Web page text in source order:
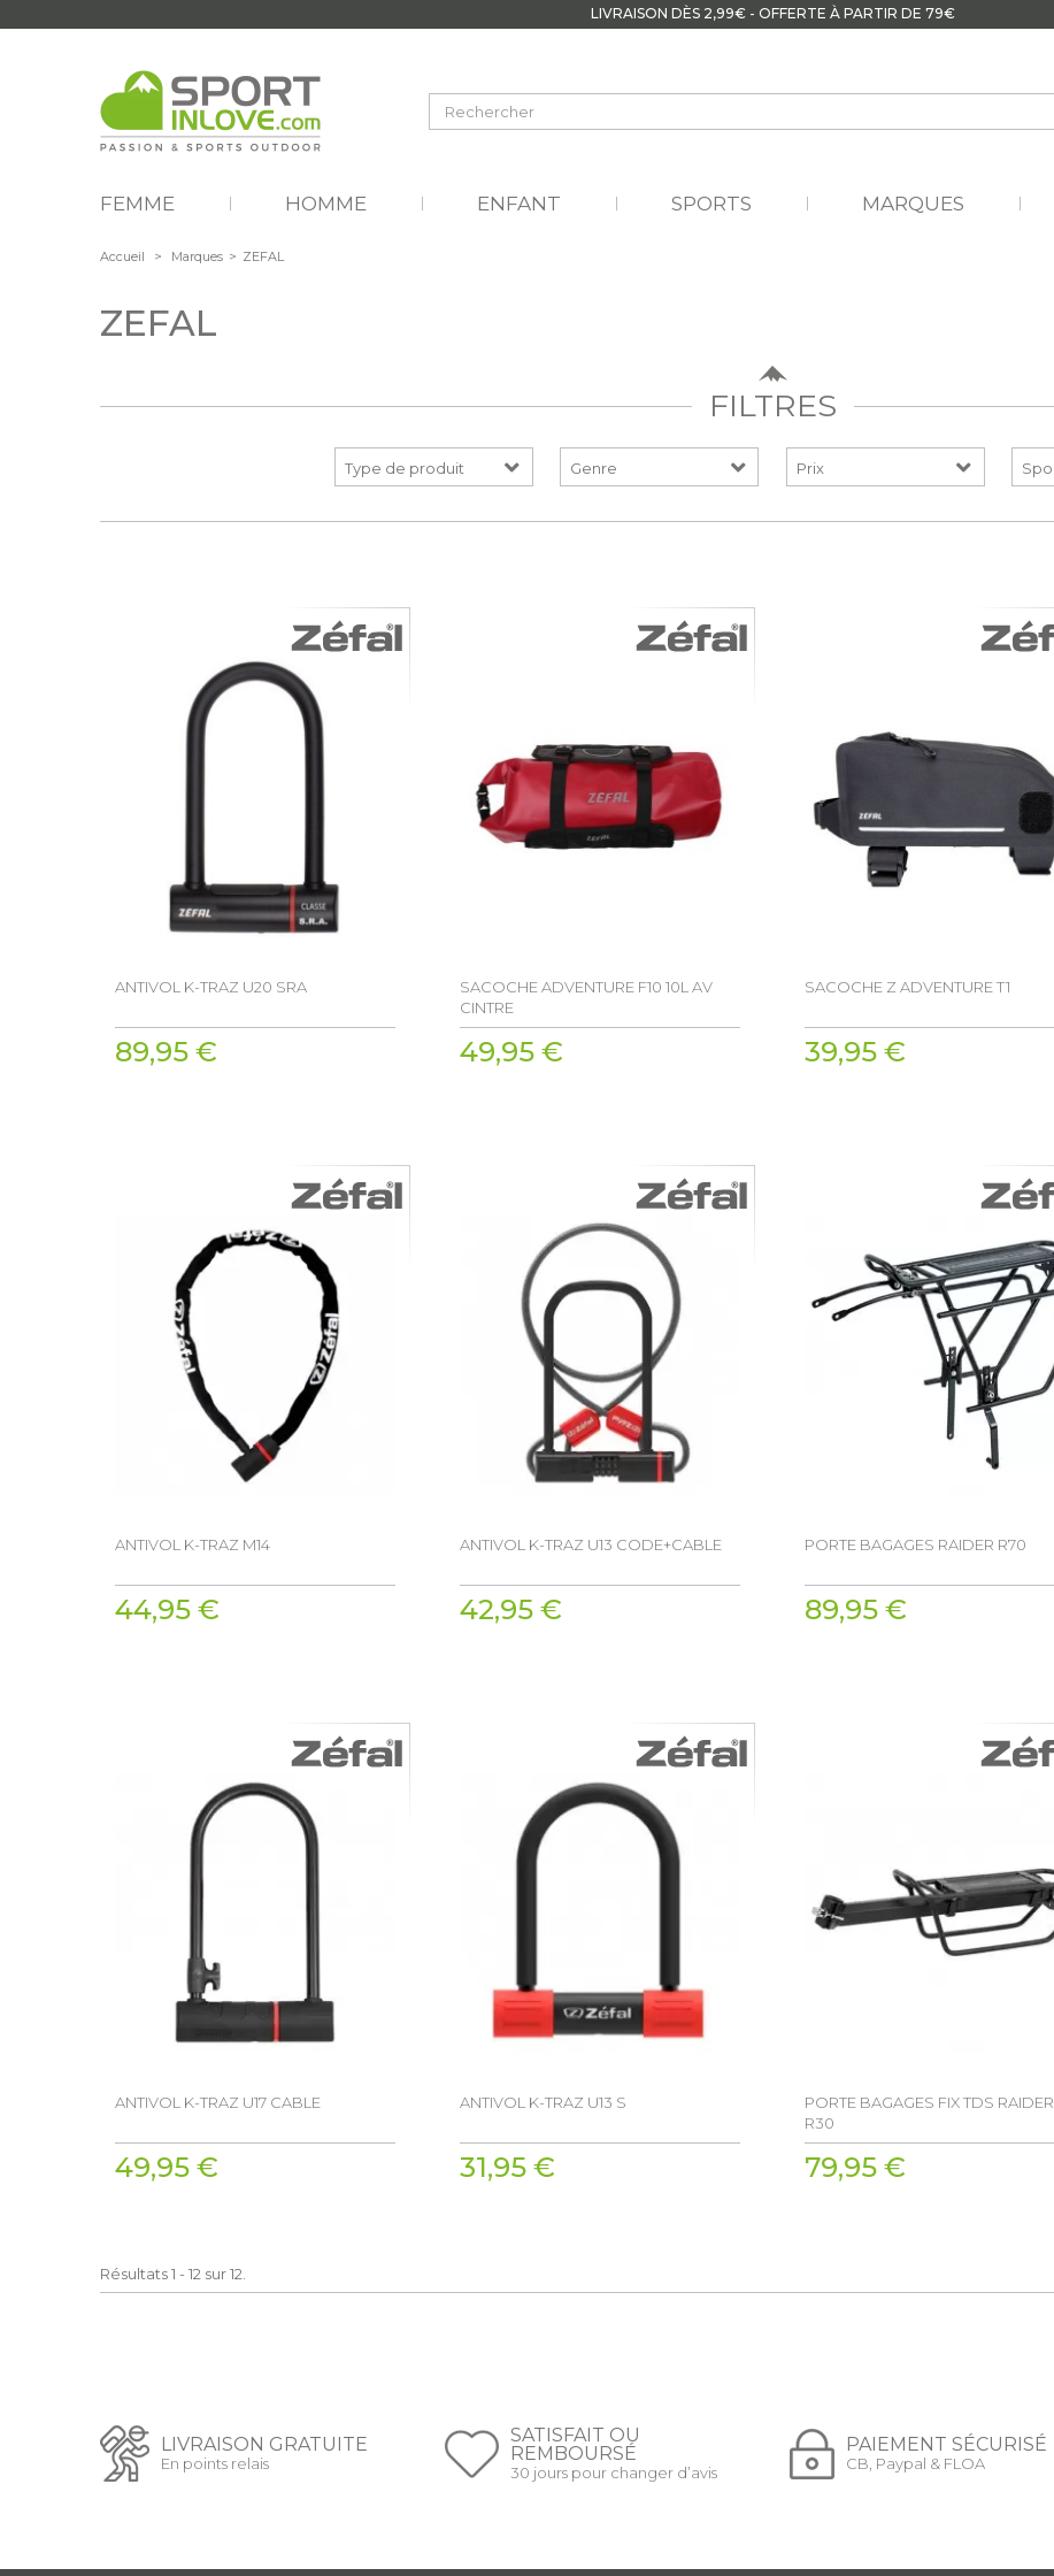
LIVRAISON DÈS 2,99€ - OFFERTE À PARTIR DE 79€
FEMME HOMME ENFANT SPORTS MARQUES
Accueil > Marques > ZEFAL
ZEFAL
FILTRES
Prix
ANTIVOL K-TRAZ U20 SRA
89,95 €
SACOCHE ADVENTURE F10 10L AV
CINTRE
49,95 €
SACOCHE Z ADVENTURE T1
39,95 €
ANTIVOL K-TRAZ M14
44,95 €
ANTIVOL K-TRAZ U13 CODE+CABLE
42,95 €
PORTE BAGAGES RAIDER R70
89,95 €
ANTIVOL K-TRAZ U17 CABLE
49,95 €
ANTIVOL K-TRAZ U13 S
31,95 €
PORTE BAGAGES FIX TDS RAIDER
R30
79,95 €
Résultats 1 - 12 sur 12.
LIVRAISON GRATUITE
En points relais
SATISFAIT OU
REMBOURSÉ
30 jours pour changer d’avis
PAIEMENT SÉCURISÉ
CB, Paypal & FLOA